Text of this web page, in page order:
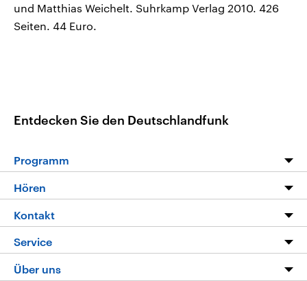
und Matthias Weichelt. Suhrkamp Verlag 2010. 426
Seiten. 44 Euro.
Entdecken Sie den Deutschlandfunk
Programm
Die Nachrichten
Nachrichtenleicht
Neue Beiträge auf dlf.de
Hören
Livestream
Podcasts
Deutschlandfunk App
Kontakt
Hörerservice
Service
FAQ
Über uns